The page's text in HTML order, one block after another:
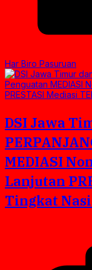
Har Biro Pasuruan
DSI Jawa
MEDIASI
Lanjutan
Tingkat